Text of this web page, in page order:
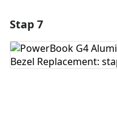
Voeg opmerking
Stap 7